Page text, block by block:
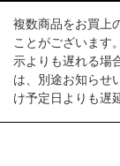
複数商品をお買上
ことがございます
示よりも遅れる場
は、別途お知らせ
け予定日よりも遅